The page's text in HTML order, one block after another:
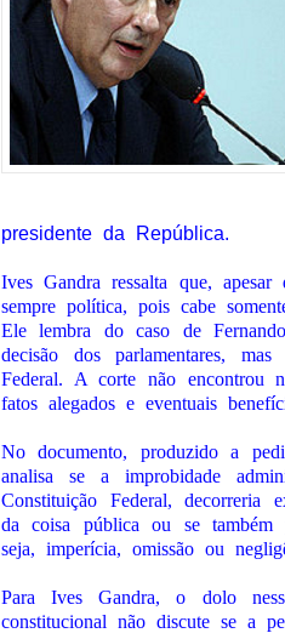
presidente da República.
Ives Gandra ressalta que,
sempre política, pois cabe
Ele lembra do caso de
decisão dos parlamentares,
Federal. A corte não encontrou
fatos alegados e eventuais
No documento, produzido a
analisa se a improbidade
Constituição Federal, decorreria
da coisa pública ou se também
seja, imperícia, omissão ou
Para Ives Gandra, o dolo
constitucional não discute se a